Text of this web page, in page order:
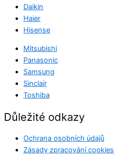
Daikin
Haier
Hisense
Mitsubishi
Panasonic
Samsung
Sinclair
Toshiba
Důležité odkazy
Ochrana osobních údajů
Zásady zpracování cookies